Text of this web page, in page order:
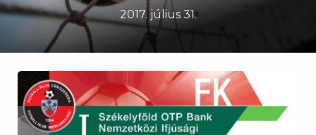
2017. július 31.